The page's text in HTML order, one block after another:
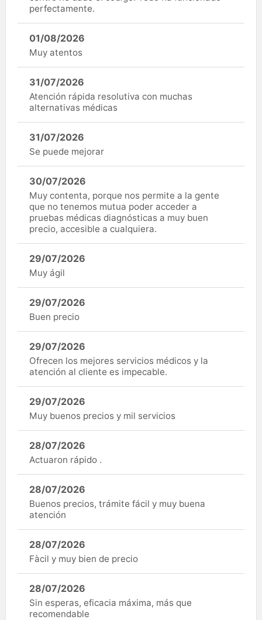
perfectamente.
01/08/2026
Muy atentos
31/07/2026
Atención rápida resolutiva con muchas
alternativas médicas
31/07/2026
Se puede mejorar
30/07/2026
Muy contenta, porque nos permite a la gente
que no tenemos mutua poder acceder a
pruebas médicas diagnósticas a muy buen
precio, accesible a cualquiera.
29/07/2026
Muy ágil
29/07/2026
Buen precio
29/07/2026
Ofrecen los mejores servicios médicos y la
atención al cliente es impecable.
29/07/2026
Muy buenos precios y mil servicios
28/07/2026
Actuaron rápido .
28/07/2026
Buenos precios, trámite fácil y muy buena
atención
28/07/2026
Fàcil y muy bien de precio
28/07/2026
Sin esperas, eficacia máxima, más que
recomendable